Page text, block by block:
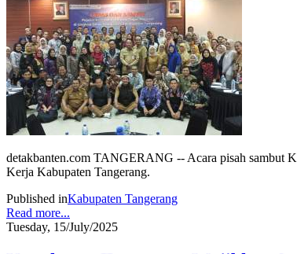
detakbanten.com TANGERANG -- Acara pisah sambut
Kerja Kabupaten Tangerang.
Published inKabupaten Tangerang
Read more...
Tuesday, 15/July/2025